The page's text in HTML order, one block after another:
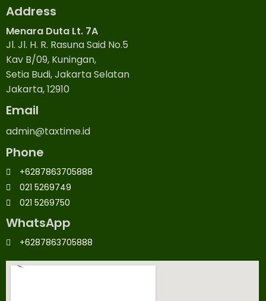
Address
Menara Duta Lt. 7A
Jl. Jl. H. R. Rasuna Said No.5
Kav B/09, Kuningan,
Setia Budi, Jakarta Selatan
Jakarta, 12910
Email
admin@taxtime.id
Phone
+6287863705888
021 5269749
021 5269750
WhatsApp
+6287863705888